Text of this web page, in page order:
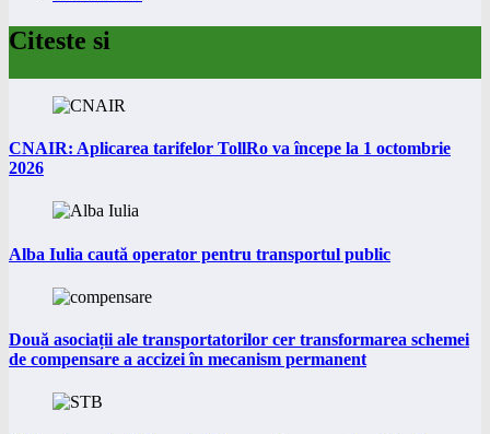
Citeste si
CNAIR: Aplicarea tarifelor TollRo va începe la 1 octombrie
2026
Alba Iulia caută operator pentru transportul public
Două asociații ale transportatorilor cer transformarea schemei
de compensare a accizei în mecanism permanent